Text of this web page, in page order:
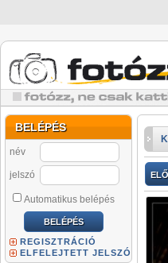
BELÉPÉS
név
jelszó
Automatikus belépés
REGISZTRÁCIÓ
ELFELEJTETT JELSZÓ